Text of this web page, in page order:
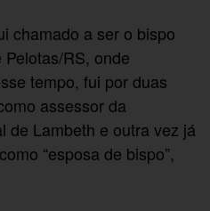
chamado a ser o bispo
RS, onde
tempo, fui por duas
assessor da
de Lambeth e outra vez já
“esposa de bispo”,